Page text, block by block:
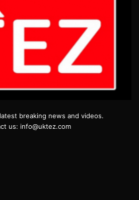
breaking news and videos.
us: info@uktez.com